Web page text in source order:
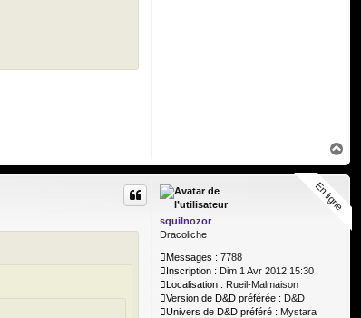
a
u
squilnozor
Dracoliche
Messages : 7788
Inscription : Dim 1 Avr 2012 15:30
Localisation : Rueil-Malmaison
Version de D&D préférée : D&D
Univers de D&D préféré : Mystara
En ligne
En ligne